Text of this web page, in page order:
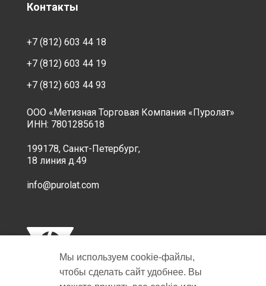
Контакты
+7 (812) 603 44 18
+7 (812) 603 44 19
+7 (812) 603 44 93
ООО «Метизная Торговая Компания «Пуролат»
ИНН: 7801285618
199178, Санкт-Петербург,
18 линия д.49
info@purolat.com
Мы используем cookie‑файлы,
чтобы сделать сайт удобнее. Вы